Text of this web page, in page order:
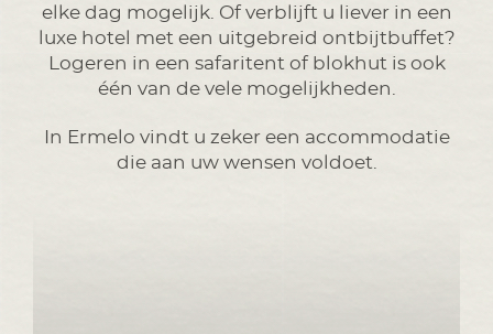
elke dag mogelijk. Of verblijft u liever in een
luxe hotel met een uitgebreid ontbijtbuffet?
Logeren in een safaritent of blokhut is ook
één van de vele mogelijkheden.
In Ermelo vindt u zeker een accommodatie
die aan uw wensen voldoet.